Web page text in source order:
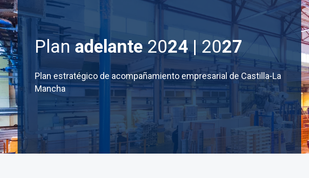
Plan adelante 2024 | 2027
Plan estratégico de acompañamiento empresarial de Castilla-La
Mancha
Imagen